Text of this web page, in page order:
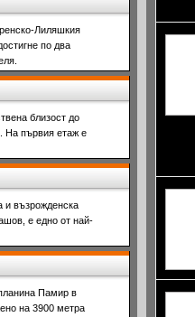
Лиляшкия
по два
близост до
На първия етаж е
и възрожденска
е едно от най-
Памир в
на 3900 метра